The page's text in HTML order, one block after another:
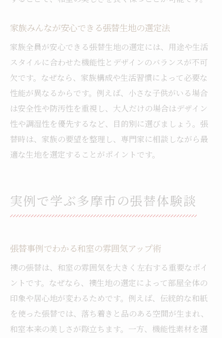
家族みんなが安心できる張替生地の選定法
家族全員が安心できる張替生地の選定には、用途や生活
スタイルに合わせた機能性とデザインのバランスが不可
欠です。なぜなら、家族構成や生活習慣によって必要な
性能が異なるからです。例えば、小さな子供がいる場合
は安全性や防汚性を重視し、大人だけの場合はデザイン
性や調湿性を優先するなど、目的別に選びましょう。張
替時は、家族の要望を整理し、専門家に相談しながら最
適な生地を選定することがポイントです。
実例で学ぶ多摩市の張替体験談
張替事例でわかる和室の雰囲気アップ術
襖の張替は、和室の雰囲気を大きく左右する重要なポイ
ントです。なぜなら、襖生地の選定によって部屋全体の
印象や居心地が変わるためです。例えば、伝統的な和紙
を使った張替では、落ち着きと品のある空間が生まれ、
和室本来の美しさが際立ちます。一方、機能性素材を選